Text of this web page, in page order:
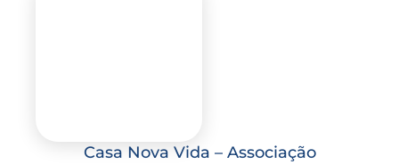
Casa Nova Vida – Associação